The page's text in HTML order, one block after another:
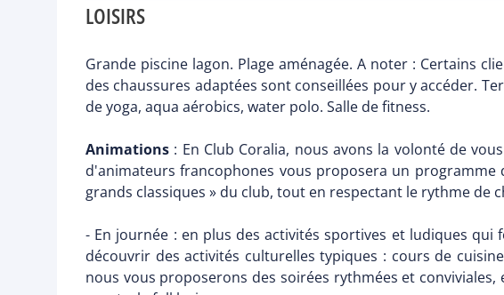
LOISIRS
Grande piscine lagon. Plage aménagée. A noter : Certains
des chaussures adaptées sont conseillées pour y accéder.
de yoga, aqua aérobics, water polo. Salle de fitness.
Animations : En Club Coralia, nous avons la volonté de
d'animateurs francophones vous proposera un
grands classiques » du club, tout en respectant le rythme de
- En journée : en plus des activités sportives et ludiques
découvrir des activités culturelles typiques : cours de
nous vous proposerons des soirées rythmées et